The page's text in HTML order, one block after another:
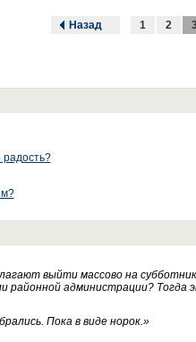
Назад 1 2 3
радость?
выйти массово на
районной администрации? Тогда
Пока в виде норок.»